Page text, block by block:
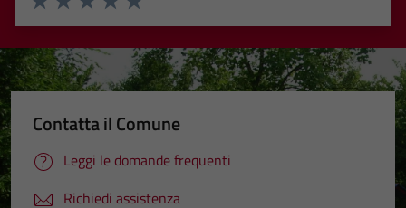
Valuta 5 stelle su 5
Valuta 4 stelle su 5
Valuta 3 stelle su 5
Valuta 2 stelle su 5
Valuta 1 stelle su 5
Contatta il Comune
Leggi le domande frequenti
Richiedi assistenza